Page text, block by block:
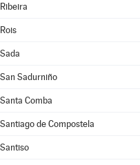
Ribeira
Rois
Sada
San Sadurniño
Santa Comba
Santiago de Compostela
Santiso